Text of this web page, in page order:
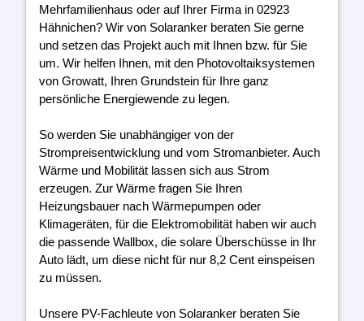
Mehrfamilienhaus oder auf Ihrer Firma in 02923
Hähnichen? Wir von Solaranker beraten Sie gerne
und setzen das Projekt auch mit Ihnen bzw. für Sie
um. Wir helfen Ihnen, mit den Photovoltaiksystemen
von Growatt, Ihren Grundstein für Ihre ganz
persönliche Energiewende zu legen.
So werden Sie unabhängiger von der
Strompreisentwicklung und vom Stromanbieter. Auch
Wärme und Mobilität lassen sich aus Strom
erzeugen. Zur Wärme fragen Sie Ihren
Heizungsbauer nach Wärmepumpen oder
Klimageräten, für die Elektromobilität haben wir auch
die passende Wallbox, die solare Überschüsse in Ihr
Auto lädt, um diese nicht für nur 8,2 Cent einspeisen
zu müssen.
Unsere PV-Fachleute von Solaranker beraten Sie